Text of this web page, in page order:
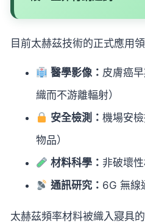
目前太赫茲技術的正式應用
醫學影像： 皮膚癌
織而不游離輻射）
安全檢測：機場安
物品）
材料科學： 非破壞
通訊研究： 6G 無線
太赫茲頻率材料被織入寢具